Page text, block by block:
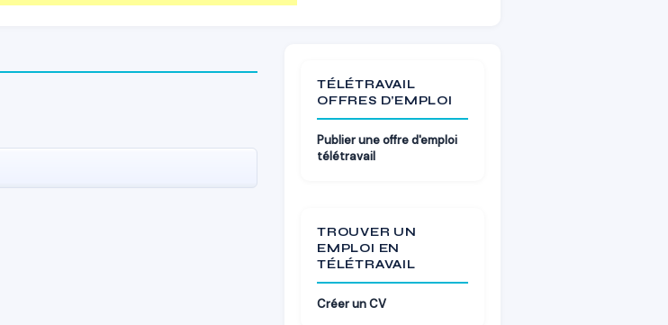
TÉLÉTRAVAIL
OFFRES D’EMPLOI
Publier une offre d'emploi
télétravail
TROUVER UN
EMPLOI EN
TÉLÉTRAVAIL
Créer un CV